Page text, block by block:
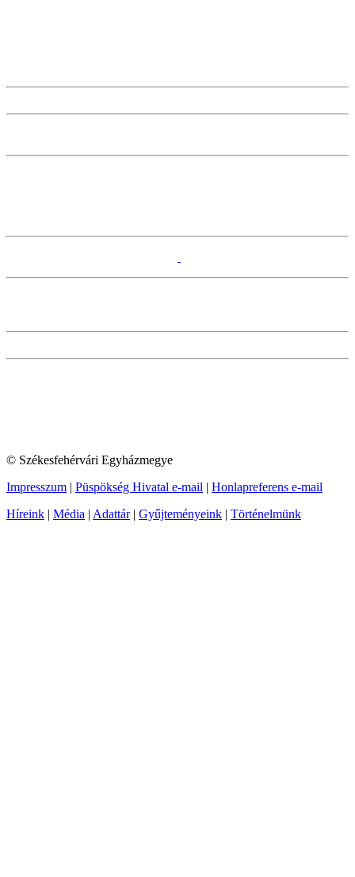
© Székesfehérvári Egyházmegye
Impresszum | Püspökség Hivatal e-mail | Honlapreferens e-mail
Híreink | Média | Adattár| Gyűjteményeink | Történelmünk